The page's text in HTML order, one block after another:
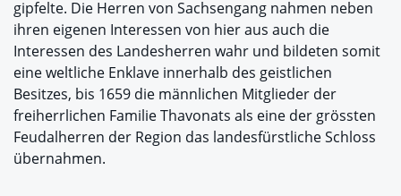
gipfelte. Die Herren von Sachsengang nahmen neben
ihren eigenen Interessen von hier aus auch die
Interessen des Landesherren wahr und bildeten somit
eine weltliche Enklave innerhalb des geistlichen
Besitzes, bis 1659 die männlichen Mitglieder der
freiherrlichen Familie Thavonats als eine der grössten
Feudalherren der Region das landesfürstliche Schloss
übernahmen.